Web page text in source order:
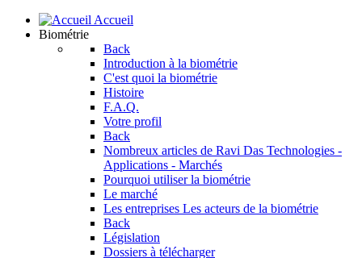
Accueil
Biométrie
Back
Introduction à la biométrie
C'est quoi la biométrie
Histoire
F.A.Q.
Votre profil
Back
Nombreux articles de Ravi Das Technologies -
Applications - Marchés
Pourquoi utiliser la biométrie
Le marché
Les entreprises Les acteurs de la biométrie
Back
Législation
Dossiers à télécharger